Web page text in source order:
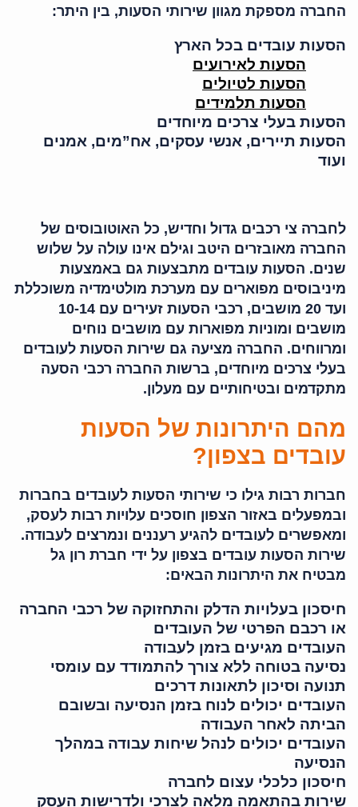
החברה מספקת מגוון שירותי הסעות, בין היתר:
הסעות עובדים בכל הארץ
הסעות לאירועים
הסעות לטיולים
הסעות תלמידים
הסעות בעלי צרכים מיוחדים
הסעות תיירים, אנשי עסקים, אח”מים, אמנים
ועוד
לחברה צי רכבים גדול וחדיש, כל האוטובוסים של
החברה מאובזרים היטב וגילם אינו עולה על שלוש
שנים. הסעות עובדים מתבצעות גם באמצעות
מיניבוסים מפוארים עם מערכת מולטימדיה משוכללת
ועד 20 מושבים, רכבי הסעות זעירים עם 10-14
מושבים ומוניות מפוארות עם מושבים נוחים
ומרווחים. החברה מציעה גם שירות הסעות לעובדים
בעלי צרכים מיוחדים, ברשות החברה רכבי הסעה
מתקדמים ובטיחותיים עם מעלון.
מהם היתרונות של הסעות
עובדים בצפון?
חברות רבות גילו כי שירותי הסעות לעובדים בחברות
ובמפעלים באזור הצפון חוסכים עלויות רבות לעסק,
ומאפשרים לעובדים להגיע רעננים ונמרצים לעבודה.
שירות הסעות עובדים בצפון על ידי חברת רון גל
מבטיח את היתרונות הבאים:
חיסכון בעלויות הדלק והתחזוקה של רכבי החברה
או רכבם הפרטי של העובדים
העובדים מגיעים בזמן לעבודה
נסיעה בטוחה ללא צורך להתמודד עם עומסי
תנועה וסיכון לתאונות דרכים
העובדים יכולים לנוח בזמן הנסיעה ובשובם
הביתה לאחר העבודה
העובדים יכולים לנהל שיחות עבודה במהלך
הנסיעה
חיסכון כלכלי עצום לחברה
שירות בהתאמה מלאה לצרכי ולדרישות העסק